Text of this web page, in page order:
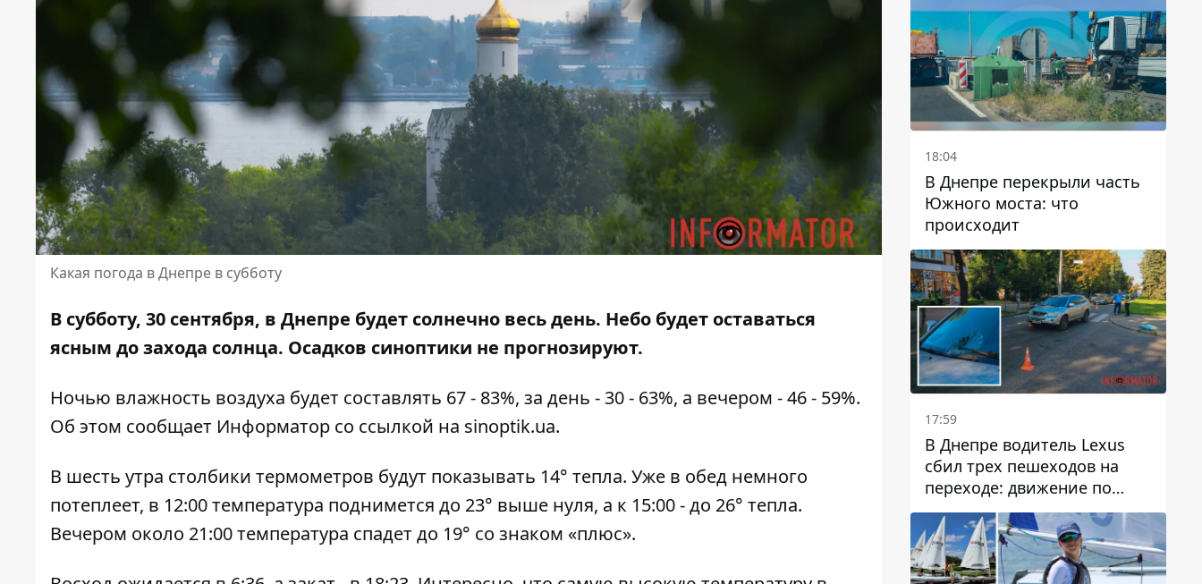
Какая погода в Днепре в субботу
В субботу, 30 сентября, в Днепре будет солнечно весь день. Небо будет оставаться
ясным до захода солнца. Осадков синоптики не прогнозируют.
Ночью влажность воздуха будет составлять 67 - 83%, за день - 30 - 63%, а вечером - 46 - 59%.
Об этом сообщает Информатор со ссылкой на sinoptik.ua.
В шесть утра столбики термометров будут показывать 14° тепла. Уже в обед немного
потеплеет, в 12:00 температура поднимется до 23° выше нуля, а к 15:00 - до 26° тепла.
Вечером около 21:00 температура спадет до 19° со знаком «плюс».
18:04
В Днепре перекрыли часть
Южного моста: что
происходит
17:59
В Днепре водитель Lexus
сбил трех пешеходов на
переходе: движение по
проспекту Науки
затруднено